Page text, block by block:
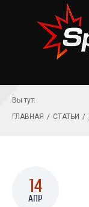
Вы тут:
ГЛАВНАЯ / СТАТЬИ /
14
АПР